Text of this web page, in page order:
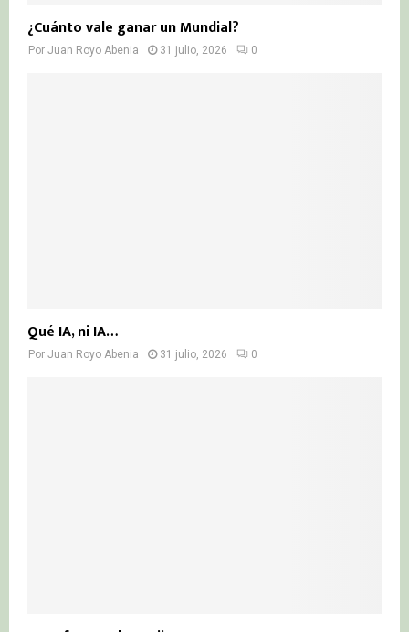
¿Cuánto vale ganar un Mundial?
Por Juan Royo Abenia 31 julio, 2026 0
Qué IA, ni IA…
Por Juan Royo Abenia 31 julio, 2026 0